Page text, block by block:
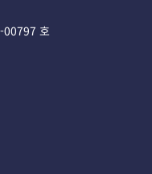
00797 호